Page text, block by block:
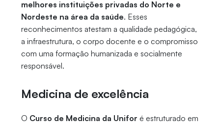
melhores instituições privadas do Norte e
Nordeste na área da saúde. Esses
reconhecimentos atestam a qualidade pedagógica,
a infraestrutura, o corpo docente e o compromisso
com uma formação humanizada e socialmente
responsável.
Medicina de excelência
O Curso de Medicina da Unifor é estruturado em